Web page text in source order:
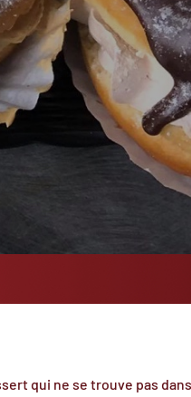
qui ne se trouve pas